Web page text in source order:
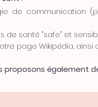
de communication
de santé "safe" et
page Wikipédia, ainsi
proposons également